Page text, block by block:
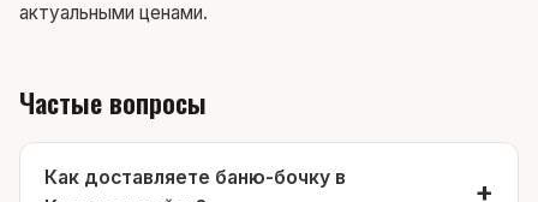
актуальными ценами.
Частые вопросы
Как доставляете баню-бочку в